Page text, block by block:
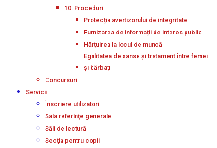
10. Proceduri
Protecția avertizorului de integritate
Furnizarea de informații de interes public
Hărțuirea la locul de muncă
Egalitatea de șanse și tratament între femei
și bărbați
Concursuri
Servicii
Înscriere utilizatori
Sala referinţe generale
Săli de lectură
Secţia pentru copii